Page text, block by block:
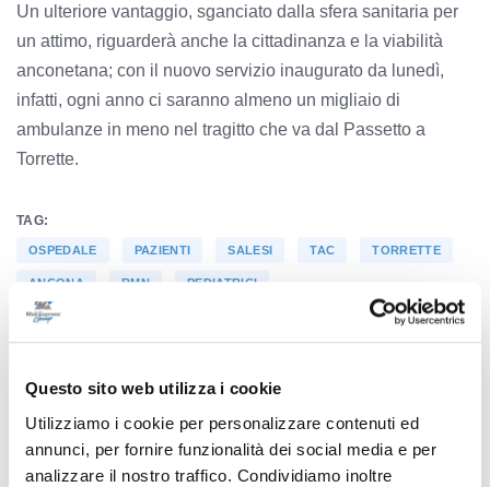
Questo sito web utilizza i cookie
Utilizziamo i cookie per personalizzare contenuti ed
annunci, per fornire funzionalità dei social media e per
analizzare il nostro traffico. Condividiamo inoltre
Un ulteriore vantaggio, sganciato dalla sfera sanitaria per
un attimo, riguarderà anche la cittadinanza e la viabilità
anconetana; con il nuovo servizio inaugurato da lunedì,
infatti, ogni anno ci saranno almeno un migliaio di
ambulanze in meno nel tragitto che va dal Passetto a
Torrette.
TAG:
OSPEDALE PAZIENTI SALESI TAC TORRETTE
ANCONA RMN PEDIATRICI
Scossone politico al Comune di Montesilvano: il
sindaco De Martinis ha azzerato la giunta e congelato